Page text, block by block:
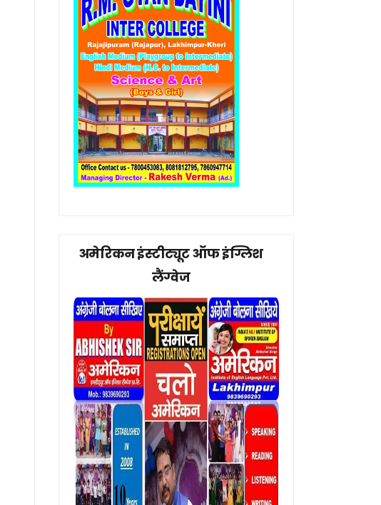
अमेरिकन इंस्टीट्यूट ऑफ इंग्लिश
लैंग्वेज